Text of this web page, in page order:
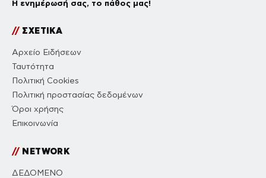
Η ενημέρωσή σας, το πάθος μας!
//ΣΧΕΤΙΚΑ
Αρχείο Ειδήσεων
Ταυτότητα
Πολιτική Cookies
Πολιτική προστασίας δεδομένων
Όροι χρήσης
Επικοινωνία
//NETWORK
ΔΕΔΟΜΕΝΟ